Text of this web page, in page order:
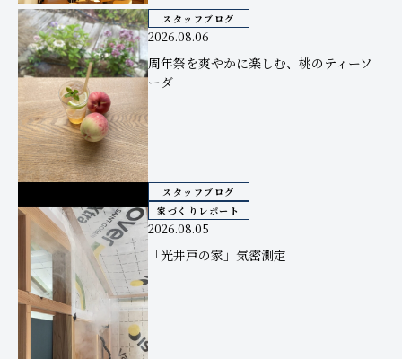
スタッフブログ
2026.08.06
周年祭を爽やかに楽しむ、桃のティーソ
ーダ
スタッフブログ
家づくりレポート
2026.08.05
「光井戸の家」気密測定